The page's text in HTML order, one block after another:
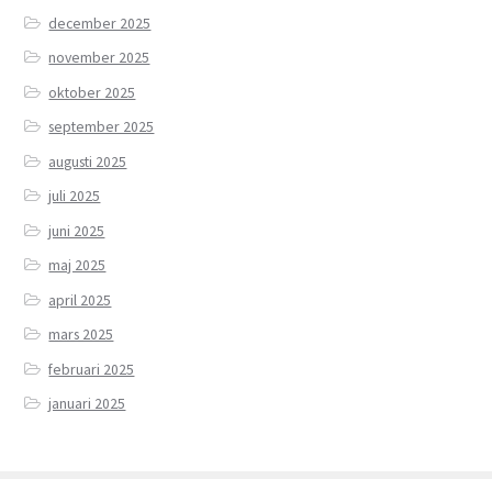
december 2025
november 2025
oktober 2025
september 2025
augusti 2025
juli 2025
juni 2025
maj 2025
april 2025
mars 2025
februari 2025
januari 2025